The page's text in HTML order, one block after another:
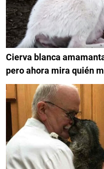
Cierva blanca
pero ahora mira quién